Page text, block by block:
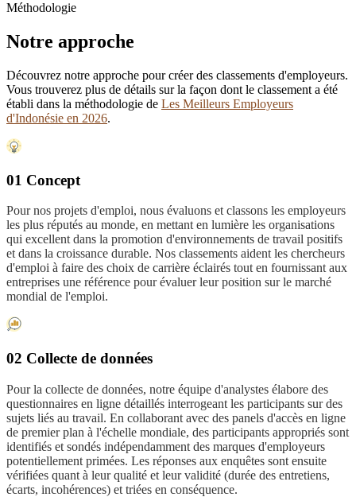
Méthodologie
Notre approche
Découvrez notre approche pour créer des classements d'employeurs.
Vous trouverez plus de détails sur la façon dont le classement a été
établi dans la méthodologie de Les Meilleurs Employeurs
d'Indonésie en 2026.
01 Concept
Pour nos projets d'emploi, nous évaluons et classons les employeurs
les plus réputés au monde, en mettant en lumière les organisations
qui excellent dans la promotion d'environnements de travail positifs
et dans la croissance durable. Nos classements aident les chercheurs
d'emploi à faire des choix de carrière éclairés tout en fournissant aux
entreprises une référence pour évaluer leur position sur le marché
mondial de l'emploi.
02 Collecte de données
Pour la collecte de données, notre équipe d'analystes élabore des
questionnaires en ligne détaillés interrogeant les participants sur des
sujets liés au travail. En collaborant avec des panels d'accès en ligne
de premier plan à l'échelle mondiale, des participants appropriés sont
identifiés et sondés indépendamment des marques d'employeurs
potentiellement primées. Les réponses aux enquêtes sont ensuite
vérifiées quant à leur qualité et leur validité (durée des entretiens,
écarts, incohérences) et triées en conséquence.